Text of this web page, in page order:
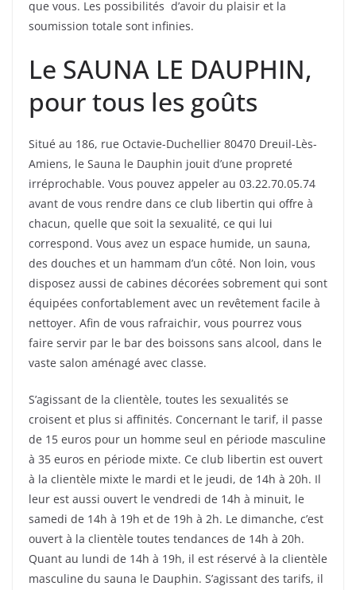
que vous. Les possibilités d’avoir du plaisir et la
soumission totale sont infinies.
Le SAUNA LE DAUPHIN,
pour tous les goûts
Situé au 186, rue Octavie-Duchellier 80470 Dreuil-Lès-
Amiens, le Sauna le Dauphin jouit d’une propreté
irréprochable. Vous pouvez appeler au 03.22.70.05.74
avant de vous rendre dans ce club libertin qui offre à
chacun, quelle que soit la sexualité, ce qui lui
correspond. Vous avez un espace humide, un sauna,
des douches et un hammam d’un côté. Non loin, vous
disposez aussi de cabines décorées sobrement qui sont
équipées confortablement avec un revêtement facile à
nettoyer. Afin de vous rafraichir, vous pourrez vous
faire servir par le bar des boissons sans alcool, dans le
vaste salon aménagé avec classe.
S’agissant de la clientèle, toutes les sexualités se
croisent et plus si affinités. Concernant le tarif, il passe
de 15 euros pour un homme seul en période masculine
à 35 euros en période mixte. Ce club libertin est ouvert
à la clientèle mixte le mardi et le jeudi, de 14h à 20h. Il
leur est aussi ouvert le vendredi de 14h à minuit, le
samedi de 14h à 19h et de 19h à 2h. Le dimanche, c’est
ouvert à la clientèle toutes tendances de 14h à 20h.
Quant au lundi de 14h à 19h, il est réservé à la clientèle
masculine du sauna le Dauphin. S’agissant des tarifs, il